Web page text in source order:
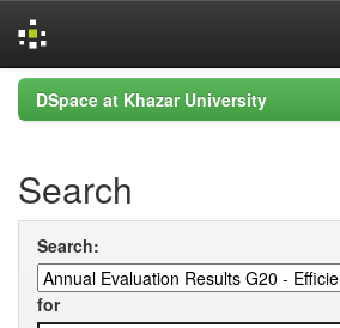
Skip
navigation
DSpace at Khazar University
Search
Search:
for